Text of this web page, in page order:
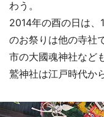
わう。
2014年の酉の日は
のお祭りは他の寺社
市の大國魂神社など
鷲神社は江戸時代か